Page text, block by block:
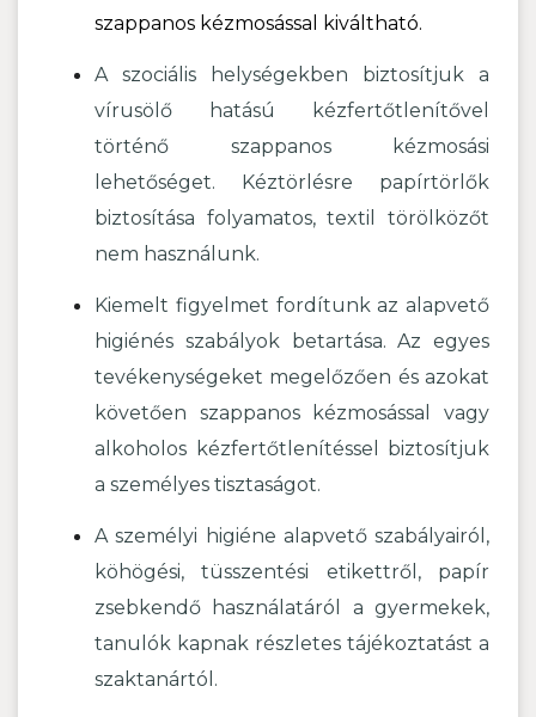
szappanos kézmosással kiváltható.
A szociális helységekben biztosítjuk a
vírusölő hatású kézfertőtlenítővel
történő szappanos kézmosási
lehetőséget. Kéztörlésre papírtörlők
biztosítása folyamatos, textil törölközőt
nem használunk.
Kiemelt figyelmet fordítunk az alapvető
higiénés szabályok betartása. Az egyes
tevékenységeket megelőzően és azokat
követően szappanos kézmosással vagy
alkoholos kézfertőtlenítéssel biztosítjuk
a személyes tisztaságot.
A személyi higiéne alapvető szabályairól,
köhögési, tüsszentési etikettről, papír
zsebkendő használatáról a gyermekek,
tanulók kapnak részletes tájékoztatást a
szaktanártól.